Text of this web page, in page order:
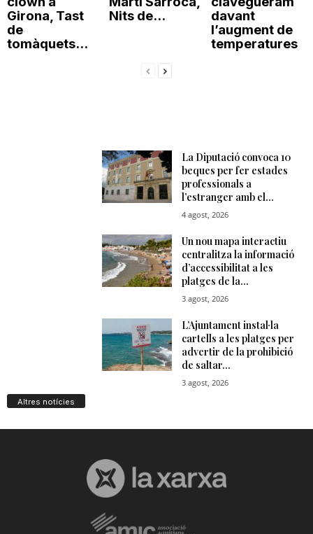
Girona, Tast
de
tomàquets...
Nits de...
davant
l’augment de
temperatures
Altres notícies